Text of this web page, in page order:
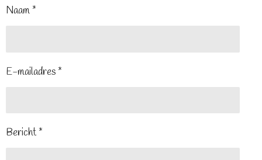
Naam *
E-mailadres *
Bericht *